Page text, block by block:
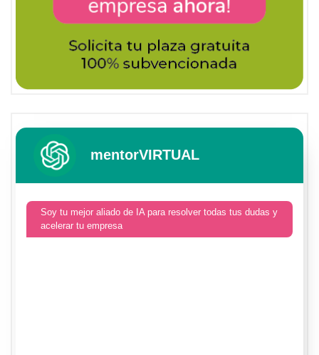
mentorVIRTUAL
Soy tu mejor aliado de IA para resolver todas tus dudas y
acelerar tu empresa